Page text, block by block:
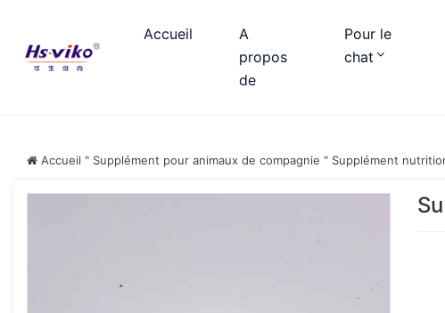
Accueil
A
propos
de
Pour le
chat
Accueil " Supplément pour animaux de compagnie " Supplément